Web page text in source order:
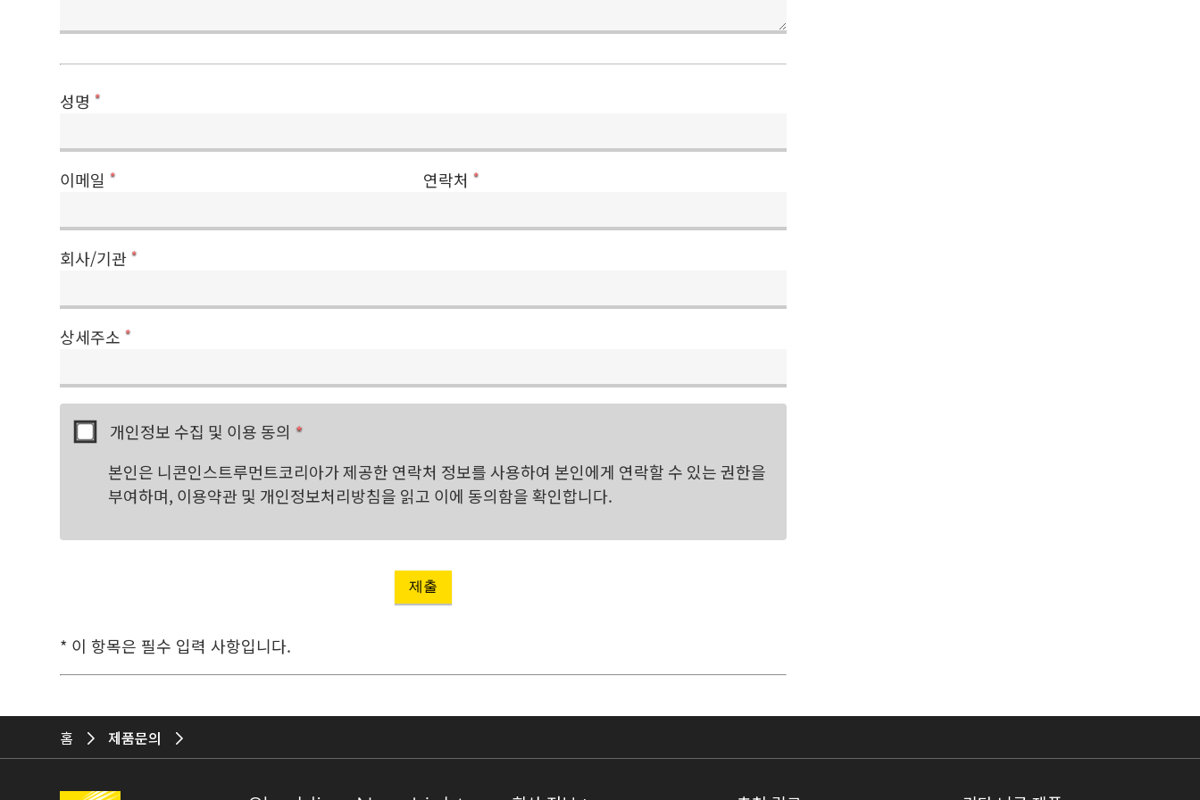
성명*
이메일* 연락처 *
회사/기관*
상세주소*
개인정보 수집 및 이용 동의 *
본인은 니콘인스트루먼트코리아가 제공한 연락처 정보를 사용하여 본인에게 연락할 수 있는 권한을
부여하며, 이용약관 및 개인정보처리방침을 읽고 이에 동의함을 확인합니다.
제출
* 이 항목은 필수 입력 사항입니다.
홈 제품문의